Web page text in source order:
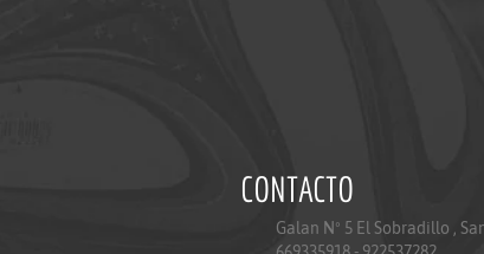
CONTACTO
Galan Nº 5 El Sobradillo ,